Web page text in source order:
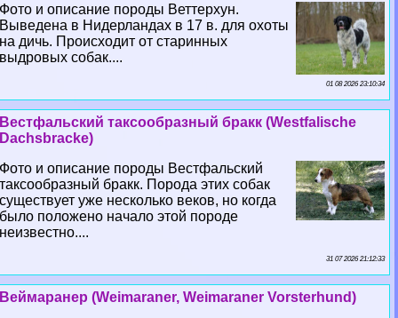
Фото и описание породы Веттерхун.
Выведена в Нидерландах в 17 в. для охоты
на дичь. Происходит от старинных
выдровых собак....
01 08 2026 23:10:34
Вестфальский таксообразный бpaкк (Westfalische
Dachsbracke)
Фото и описание породы Вестфальский
таксообразный бpaкк. Порода этих собак
существует уже несколько веков, но когда
было положено начало этой породе
неизвестно....
31 07 2026 21:12:33
Веймаранер (Weimaraner, Weimaraner Vorsterhund)